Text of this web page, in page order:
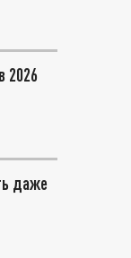
2026
даже